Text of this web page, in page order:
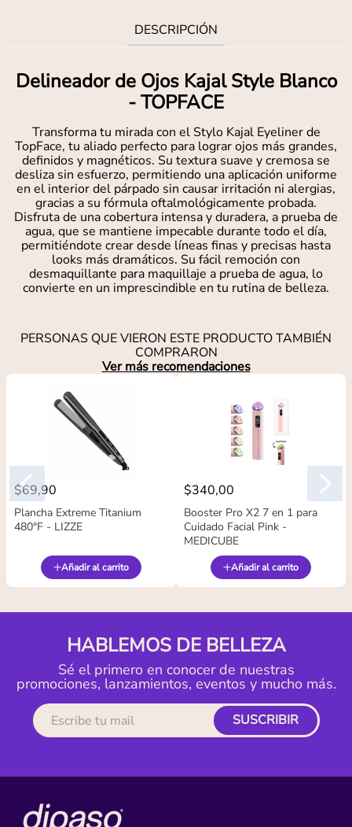
DESCRIPCIÓN
Delineador de Ojos Kajal Style Blanco
- TOPFACE
Transforma tu mirada con el Stylo Kajal Eyeliner de
TopFace, tu aliado perfecto para lograr ojos más grandes,
definidos y magnéticos. Su textura suave y cremosa se
desliza sin esfuerzo, permitiendo una aplicación uniforme
en el interior del párpado sin causar irritación ni alergias,
gracias a su fórmula oftalmológicamente probada.
Disfruta de una cobertura intensa y duradera, a prueba de
agua, que se mantiene impecable durante todo el día,
permitiéndote crear desde líneas finas y precisas hasta
looks más dramáticos. Su fácil remoción con
desmaquillante para maquillaje a prueba de agua, lo
convierte en un imprescindible en tu rutina de belleza.
PERSONAS QUE VIERON ESTE PRODUCTO TAMBIÉN
COMPRARON
Ver más recomendaciones
$69,90
Plancha Extreme Titanium
480°F - LIZZE
Añadir al carrito
$340,00
Booster Pro X2 7 en 1 para
Cuidado Facial Pink -
MEDICUBE
Añadir al carrito
HABLEMOS DE BELLEZA
Sé el primero en conocer de nuestras
promociones, lanzamientos, eventos y mucho más.
SUSCRIBIR